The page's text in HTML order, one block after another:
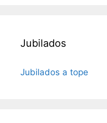
Jubilados
Jubilados a tope